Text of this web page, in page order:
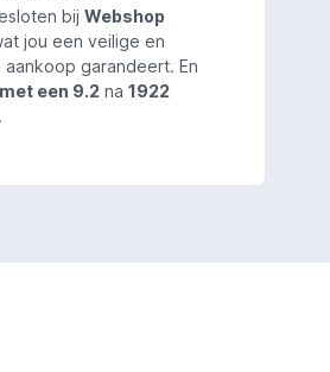
bijWebshop
jou een veilige en
garandeert. En
een 9.2 na1922